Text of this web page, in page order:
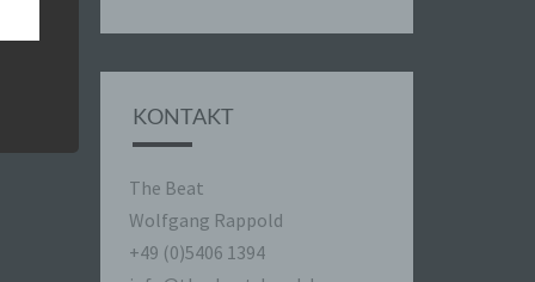
KONTAKT
The Beat
Wolfgang Rappold
+49 (0)5406 1394